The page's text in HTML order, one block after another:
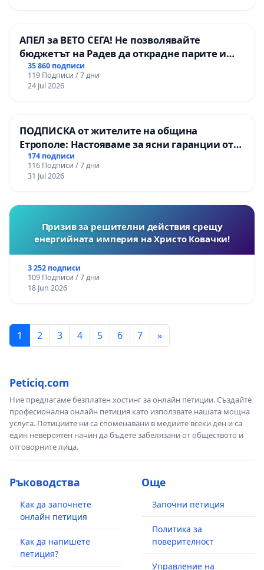
АПЕЛ за ВЕТО СЕГА! Не позволявайте
бюджетът на Радев да открадне парите и
правата ни в тъмното
35 860 подписи
119 Подписи / 7 дни
24 Jul 2026
ПОДПИСКА от жителите на община
Етрополе: Настояваме за ясни гаранции от
“Елаците-МЕД” АД и от държавата, че ще се
изпълнят всички екологични норми!
174 подписи
116 Подписи / 7 дни
31 Jul 2026
Призив за решителни действия срещу
енергийната империя на Христо Ковачки!
3 252 подписи
109 Подписи / 7 дни
18 Jun 2026
1 2 3 4 5 6 7 »
Peticiq.com
Ние предлагаме безплатен хостинг за онлайн петиции. Създайте
професионална онлайн петиция като използвате нашата мощна
услуга. Петициите ни са споменавани в медиите всеки ден и са
един невероятен начин да бъдете забелязани от обществото и
отговорните лица.
Ръководства
Как да започнете
онлайн петиция
Как да напишете
петиция?
Още
Започни петиция
Политика за
поверителност
Управление на